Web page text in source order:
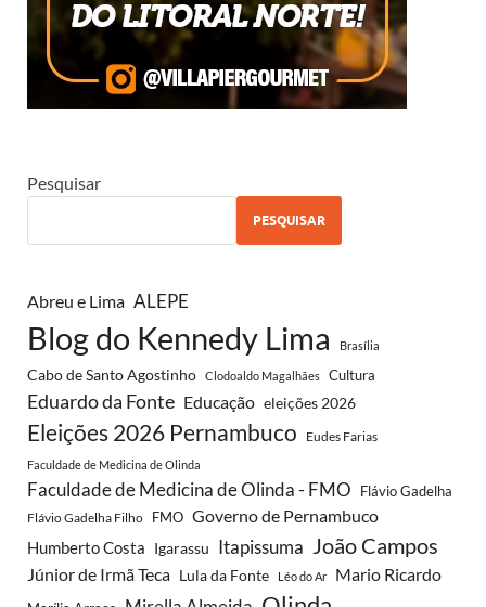
Pesquisar
PESQUISAR
Abreu e Lima ALEPE
Blog do Kennedy Lima Brasília
Cabo de Santo Agostinho Clodoaldo Magalhães Cultura
Eduardo da Fonte Educação eleições 2026
Eleições 2026 Pernambuco Eudes Farias
Faculdade de Medicina de Olinda
Faculdade de Medicina de Olinda - FMO Flávio Gadelha
Flávio Gadelha Filho FMO Governo de Pernambuco
Humberto Costa Igarassu Itapissuma João Campos
Júnior de Irmã Teca Lula da Fonte Léo do Ar Mario Ricardo